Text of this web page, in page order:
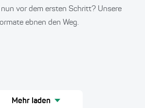
vor dem ersten Schritt? Unsere
ebnen den Weg.
Mehr laden